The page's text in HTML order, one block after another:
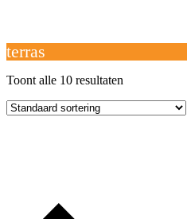
menu
menu
terras
Toont alle 10 resultaten